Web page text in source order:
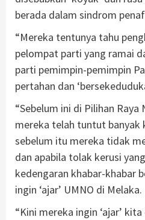
berada dalam sindrom
“Mereka tentunya tahu
pelompat parti yang ramai
parti pemimpin-pemimpin
pertahan dan
“Sebelum ini di Pilihan Raya
mereka telah tuntut banyak
sebelum itu mereka tidak
dan apabila tolak kerusi
kedengaran khabar-khabar
ingin ‘ajar’ UMNO di Melaka.
“Kini mereka ingin ‘ajar’